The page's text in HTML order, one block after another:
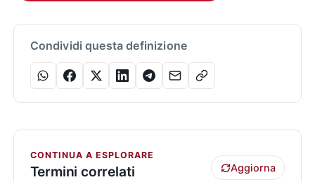
Condividi questa definizione
CONTINUA A ESPLORARE
Termini correlati Aggiorna